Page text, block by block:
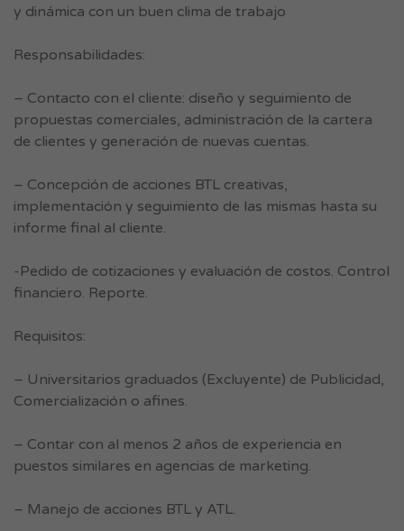
y dinámica con un buen clima de trabajo
Responsabilidades:
– Contacto con el cliente: diseño y seguimiento de
propuestas comerciales, administración de la cartera
de clientes y generación de nuevas cuentas.
– Concepción de acciones BTL creativas,
implementación y seguimiento de las mismas hasta su
informe final al cliente.
-Pedido de cotizaciones y evaluación de costos. Control
financiero. Reporte.
Requisitos:
– Universitarios graduados (Excluyente) de Publicidad,
Comercialización o afines.
– Contar con al menos 2 años de experiencia en
puestos similares en agencias de marketing.
– Manejo de acciones BTL y ATL.